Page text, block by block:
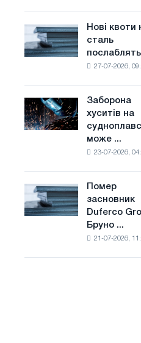
основі
водню
Франції
обмеження
з
боротьбі
зі
зміною
клімату
Нові
квоти
на
в
Сполученому
Нові квоти
сталь
27-07-2026,
Заборона
хуситів
на
судноплавство
Саудівської
сталі
Заборона
хуситів на
може ...
23-07-2026,
Помер
засновник
Duferco
Помер
засновник
Duferco
Бруно ...
21-07-2026,